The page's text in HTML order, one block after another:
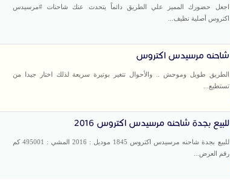
اجعل حضورك المميز علي الطريق دائماً يتحدث عنك شاحنات #مرسيدس
اكتروس أصلية نظيف...
شاحنه مرسيدس اكتروس
الطريق طويل وموحش .. والأحوال تتغير بوتيرة سريعة لذلك اختار جيدا من
تستطيع...
للبيع بجدة شاحنه مرسيدس اكتروس 2016
للبيع بجدة شاحنه مرسيدس اكتروس 1845 موديل : 2016 المشي : 495001 كم
رقم العرض...